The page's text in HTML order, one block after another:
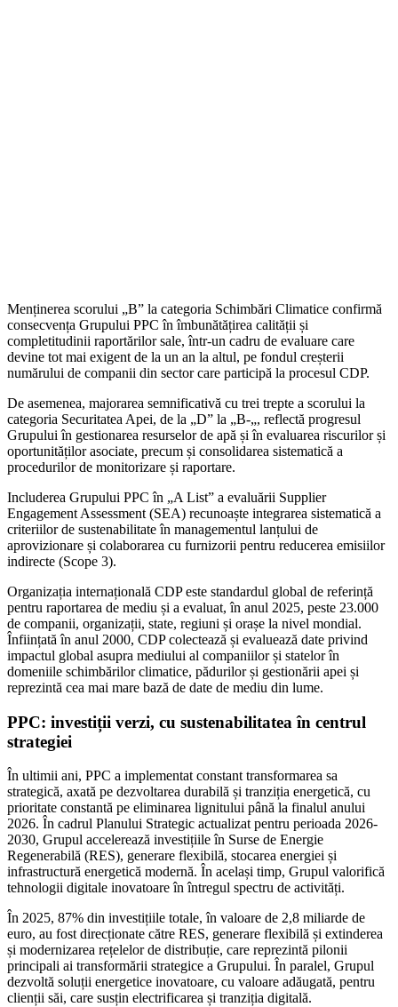
Menținerea scorului „B” la categoria Schimbări Climatice confirmă
consecvența Grupului PPC în îmbunătățirea calității și
completitudinii raportărilor sale, într-un cadru de evaluare care
devine tot mai exigent de la un an la altul, pe fondul creșterii
numărului de companii din sector care participă la procesul CDP.
De asemenea, majorarea semnificativă cu trei trepte a scorului la
categoria Securitatea Apei, de la „D” la „B-„, reflectă progresul
Grupului în gestionarea resurselor de apă și în evaluarea riscurilor și
oportunităților asociate, precum și consolidarea sistematică a
procedurilor de monitorizare și raportare.
Includerea Grupului PPC în „A List” a evaluării Supplier
Engagement Assessment (SEA) recunoaște integrarea sistematică a
criteriilor de sustenabilitate în managementul lanțului de
aprovizionare și colaborarea cu furnizorii pentru reducerea emisiilor
indirecte (Scope 3).
Organizația internațională CDP este standardul global de referință
pentru raportarea de mediu și a evaluat, în anul 2025, peste 23.000
de companii, organizații, state, regiuni și orașe la nivel mondial.
Înființată în anul 2000, CDP colectează și evaluează date privind
impactul global asupra mediului al companiilor și statelor în
domeniile schimbărilor climatice, pădurilor și gestionării apei și
reprezintă cea mai mare bază de date de mediu din lume.
PPC: investiții verzi, cu sustenabilitatea în centrul
strategiei
În ultimii ani, PPC a implementat constant transformarea sa
strategică, axată pe dezvoltarea durabilă și tranziția energetică, cu
prioritate constantă pe eliminarea lignitului până la finalul anului
2026. În cadrul Planului Strategic actualizat pentru perioada 2026-
2030, Grupul accelerează investițiile în Surse de Energie
Regenerabilă (RES), generare flexibilă, stocarea energiei și
infrastructură energetică modernă. În același timp, Grupul valorifică
tehnologii digitale inovatoare în întregul spectru de activități.
În 2025, 87% din investițiile totale, în valoare de 2,8 miliarde de
euro, au fost direcționate către RES, generare flexibilă și extinderea
și modernizarea rețelelor de distribuție, care reprezintă pilonii
principali ai transformării strategice a Grupului. În paralel, Grupul
dezvoltă soluții energetice inovatoare, cu valoare adăugată, pentru
clienții săi, care susțin electrificarea și tranziția digitală.